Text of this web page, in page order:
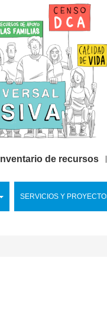
SERVICIOS Y
Inventario de recursos